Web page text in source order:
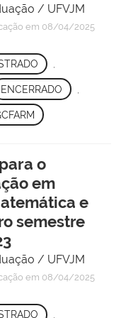
/ UFVJM
em 08/04/2025
ENCERRADO
o
em
e
semestre
/ UFVJM
em 08/04/2025
,